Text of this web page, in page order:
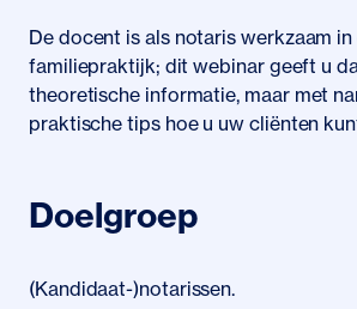
De docent is als notaris werkzaam in
familiepraktijk; dit webinar geeft u
theoretische informatie, maar met
praktische tips hoe u uw cliënten
Doelgroep
(Kandidaat-)notarissen.